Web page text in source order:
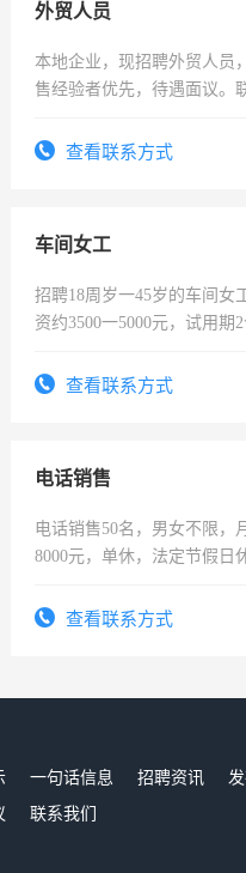
外贸人员
本地企业，现招聘外贸人员
售经验者优先，待遇面议。
查看联系方式
车间女工
招聘18周岁一45岁的车间女
资约3500一5000元，试用期
查看联系方式
电话销售
电话销售50名，男女不限，
8000元，单休，法定节假日
查看联系方式
一句话信息 招聘资讯
联系我们